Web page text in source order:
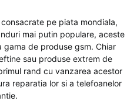
pe piata mondiala,
mai putin populare, aceste
de produse gsm. Chiar
sau produse extrem de
rand cu vanzarea acestor
reparatia lor si a telefoanelor